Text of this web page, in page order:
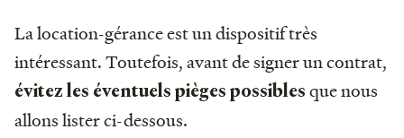
La location-gérance est un dispositif très
intéressant. Toutefois, avant de signer un contrat,
évitez les éventuels pièges possibles que nous
allons lister ci-dessous.